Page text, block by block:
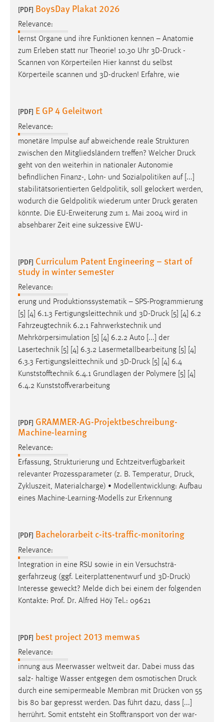
[PDF] BoysDay Plakat 2026
Relevance:
lernst Organe und ihre Funktionen kennen – Anatomie
zum Erleben statt nur Theorie! 10.30 Uhr 3D-Druck -
Scannen von Körperteilen Hier kannst du selbst
Körperteile scannen und 3D-drucken! Erfahre, wie
[PDF] E GP 4 Geleitwort
Relevance:
monetäre Impulse auf abweichende reale Strukturen
zwischen den Mitgliedsländern treffen? Welcher Druck
geht von den weiterhin in nationaler Autonomie
befindlichen Finanz-, Lohn- und Sozialpolitiken auf [...]
stabilitätsorientierten Geldpolitik, soll gelockert werden,
wodurch die Geldpolitik wiederum unter Druck geraten
könnte. Die EU-Erweiterung zum 1. Mai 2004 wird in
absehbarer Zeit eine sukzessive EWU-
[PDF] Curriculum Patent Engineering – start of
study in winter semester
Relevance:
erung und Produktionssystematik – SPS-Programmierung
[5] [4] 6.1.3 Fertigungsleittechnik und 3D-Druck [5] [4] 6.2
Fahrzeugtechnik 6.2.1 Fahrwerkstechnik und
Mehrkörpersimulation [5] [4] 6.2.2 Auto [...] der
Lasertechnik [5] [4] 6.3.2 Lasermetallbearbeitung [5] [4]
6.3.3 Fertigungsleittechnik und 3D-Druck [5] [4] 6.4
Kunststofftechnik 6.4.1 Grundlagen der Polymere [5] [4]
6.4.2 Kunststoffverarbeitung
[PDF] GRAMMER-AG-Projektbeschreibung-
Machine-learning
Relevance:
Erfassung, Strukturierung und Echtzeitverfügbarkeit
relevanter Prozessparameter (z. B. Temperatur, Druck,
Zykluszeit, Materialcharge) • Modellentwicklung: Aufbau
eines Machine-Learning-Modells zur Erkennung
[PDF] Bachelorarbeit c-its-traffic-monitoring
Relevance:
Integration in eine RSU sowie in ein Versuchsträ-
gerfahrzeug (ggf. Leiterplattenentwurf und 3D-Druck)
Interesse geweckt? Melde dich bei einem der folgenden
Kontakte: Prof. Dr. Alfred Höÿ Tel.: 09621
[PDF] best project 2013 memwas
Relevance:
innung aus Meerwasser weltweit dar. Dabei muss das
salz- haltige Wasser entgegen dem osmotischen Druck
durch eine semipermeable Membran mit Drücken von 55
bis 80 bar gepresst werden. Das führt dazu, dass [...]
herrührt. Somit entsteht ein Stofftransport von der war-